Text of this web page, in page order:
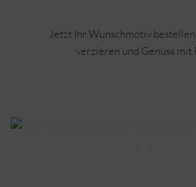
Jetzt Ihr Wunschmotiv
verzieren und Genuss